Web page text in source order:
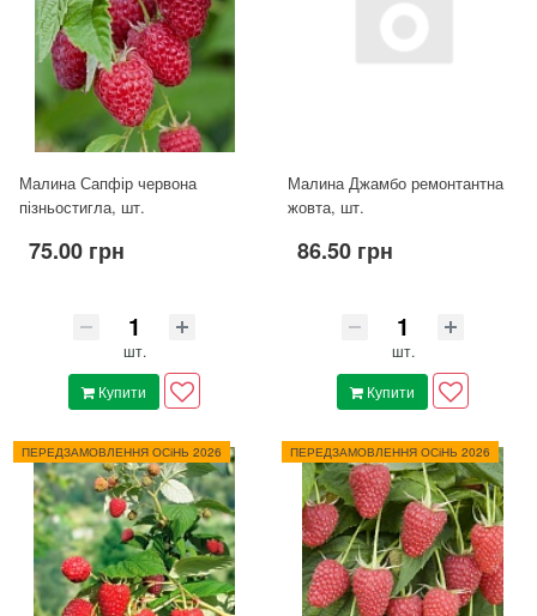
Малина Сапфір червона
пізньостигла, шт.
75.00 грн
шт.
Купити
Малина Джамбо ремонтантна
жовта, шт.
86.50 грн
шт.
Купити
ПЕРЕДЗАМОВЛЕННЯ ОСіНЬ 2026 ПЕРЕДЗАМОВЛЕННЯ ОСіНЬ 2026